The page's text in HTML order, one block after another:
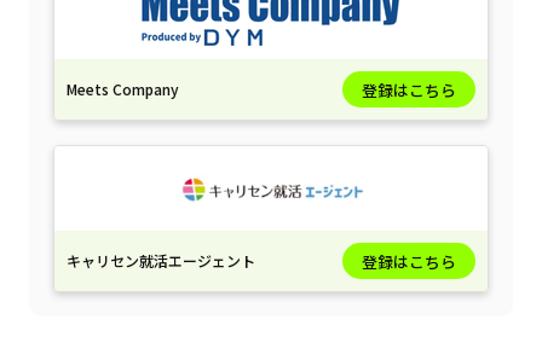
Meets Company 登録はこちら
キャリセン就活エージェント 登録はこちら